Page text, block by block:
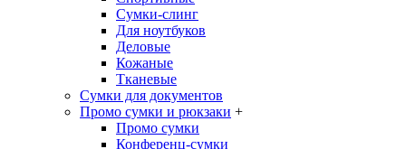
Сумки-слинг
Для ноутбуков
Деловые
Кожаные
Тканевые
Сумки для документов
Промо сумки и рюкзаки +
Промо сумки
Конференц-сумки